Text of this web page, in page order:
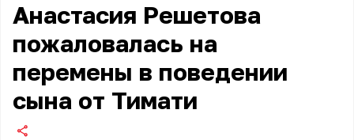
Анастасия Решетова
пожаловалась на
перемены в поведении
сына от Тимати